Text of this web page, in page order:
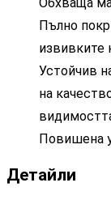
Обхваща
Пълно
извивките
Устойчив
на
Повишена
Детайли